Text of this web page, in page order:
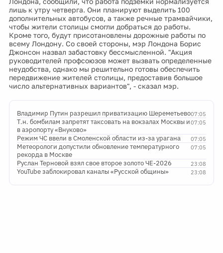
лишь к утру четверга. Они планируют выделить 100
дополнительных автобусов, а также речные трамвайчики,
чтобы жители столицы смогли добраться до работы.
Кроме того, будут присотановлены дорожные работы по
всему Лондону. Со своей стороны, мэр Лондона Борис
Джонсон назвал забастовку бессмысленной. "Акция
руководителей профсоюзов может вызвать определенные
неудобства, однако мы решительно готовы обеспечить
передвижение жителей столицы, предоставив большое
число альтернативных вариантов", - сказал мэр.
07:05
Владимир Путин разрешил приватизацию Шереметьево
07:05
Т.н. бомбилам запретят таксовать на вокзалах Москвы и
в аэропорту «Внуково»
07:05
Режим ЧС ввели в Смоленской области из-за урагана
07:05
Метеорологи допустили обновление температурного
рекорда в Москве
23:08
Руслан Терновой взял свое второе золото ЧЕ-2026
23:08
YouTube заблокировал каналы «Русской общины»